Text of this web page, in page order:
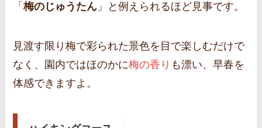
「梅のじゅうたん 」と例えられるほど見事です。
見渡す限り梅で彩られた景色を目で楽しむだけで
なく、園内ではほのかに梅の香り も漂い、早春を
体感できますよ。